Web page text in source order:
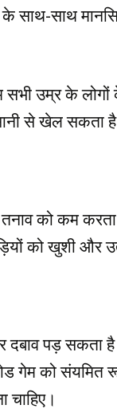
साथ-साथ
उम्र के लोगों
से खेल सकता
को कम करता
को खुशी और
पड़ सकता
गेम को संयमित